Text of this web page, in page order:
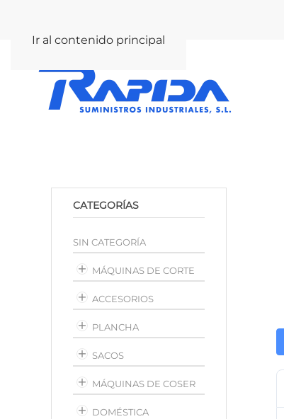
Ir al contenido principal
CATEGORÍAS
SIN CATEGORÍA
MÁQUINAS DE CORTE
ACCESORIOS
PLANCHA
SACOS
MÁQUINAS DE COSER
DOMÉSTICA